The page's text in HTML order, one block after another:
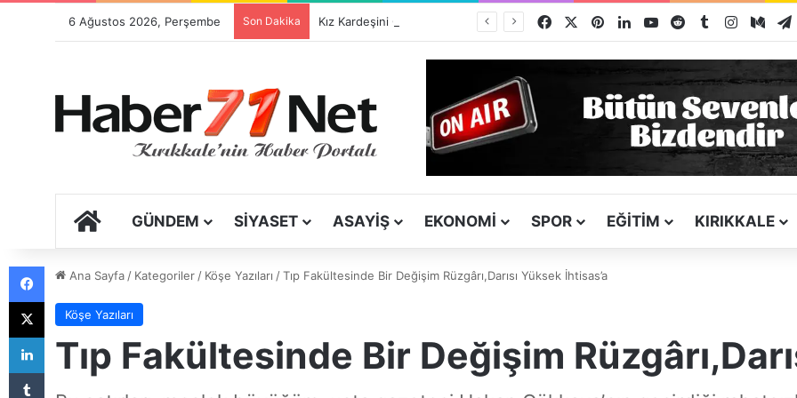
6 Ağustos 2026, Perşembe Son Dakika Facebook PinterestLinkedInYouTubeRedditTumblrInstagram
ANA SAYFA
GÜNDEM SIYASET ASAYIŞ EKONOMI SPOR EĞITIM KIRIKKALE
Ana Sayfa/ Kategoriler/ Köşe Yazıları /Tıp Fakültesinde Bir Değişim Rüzgârı,Darısı Yüksek İhtisas’a
Köşe Yazıları
Tıp Fakültesinde Bir Değişim
Tumblr